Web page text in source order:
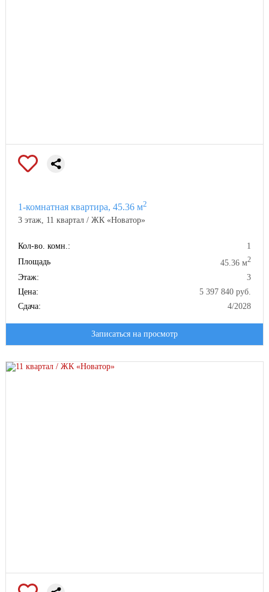
умная домофония
Квартиры с террасами
Большие кухни-гостинные
1-комнатная квартира, 45.36 м2
3 этаж, 11 квартал / ЖК «Новатор»
Кол-во. комн.:
1
Площадь
45.36 м2
Этаж:
3
Цена:
5 397 840 руб.
Сдача:
4/2028
Записаться на просмотр